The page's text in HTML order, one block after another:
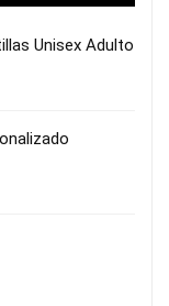
Unisex Adulto